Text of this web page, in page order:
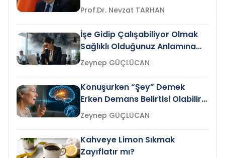
Prof.Dr. Nevzat TARHAN
İşe Gidip Çalışabiliyor Olmak
Sağlıklı Olduğunuz Anlamına
Gelir mi?Zeynep GÜÇLÜCAN
Konuşurken “Şey” Demek
Erken Demans Belirtisi Olabilir
mi?
Zeynep GÜÇLÜCAN
Kahveye Limon Sıkmak
Zayıflatır mı?